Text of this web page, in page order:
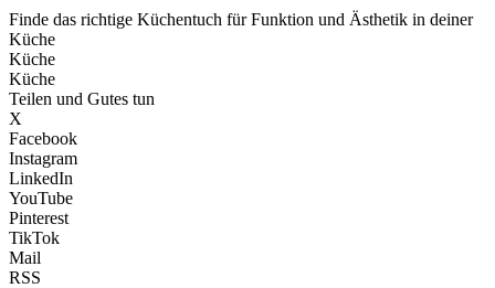
Finde das richtige Küchentuch für Funktion und Ästhetik in deiner
Küche
Küche
Küche
Teilen und Gutes tun
X
Facebook
Instagram
LinkedIn
YouTube
Pinterest
TikTok
Mail
RSS